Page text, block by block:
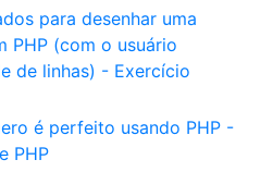
para desenhar uma
PHP (com o usuário
de linhas) - Exercício
é perfeito usando PHP -
PHP